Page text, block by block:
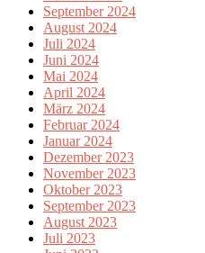
September 2024
August 2024
Juli 2024
Juni 2024
Mai 2024
April 2024
März 2024
Februar 2024
Januar 2024
Dezember 2023
November 2023
Oktober 2023
September 2023
August 2023
Juli 2023